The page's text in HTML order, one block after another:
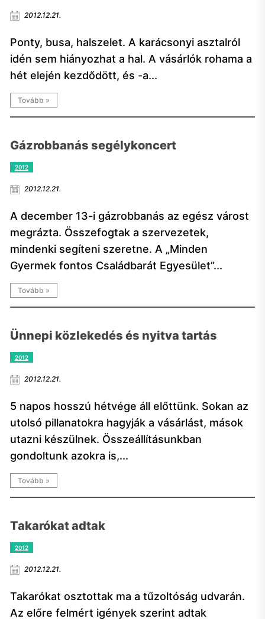
2012.12.21.
Ponty, busa, halszelet. A karácsonyi asztalról
idén sem hiányozhat a hal. A vásárlók rohama a
hét elején kezdődött, és -a...
Tovább »
Gázrobbanás segélykoncert
2012
2012.12.21.
A december 13-i gázrobbanás az egész várost
megrázta. Összefogtak a szervezetek,
mindenki segíteni szeretne. A „Minden
Gyermek fontos Családbarát Egyesület”...
Tovább »
Ünnepi közlekedés és nyitva tartás
2012
2012.12.21.
5 napos hosszú hétvége áll előttünk. Sokan az
utolsó pillanatokra hagyják a vásárlást, mások
utazni készülnek. Összeállításunkban
gondoltunk azokra is,...
Tovább »
Takarókat adtak
2012
2012.12.21.
Takarókat osztottak ma a tűzoltóság udvarán.
Az előre felmért igények szerint adtak